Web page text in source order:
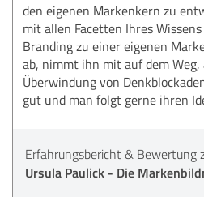
den eigenen Markenkern zu
mit allen Facetten Ihres
Branding zu einer eigenen
ab, nimmt ihn mit auf dem
Überwindung von
gut und man folgt gerne ihren
Erfahrungsbericht & Bewertung
Ursula Paulick - Die